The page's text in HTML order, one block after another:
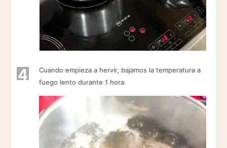
4
Cuando empieza a hervir, bajamos la temperatura a
fuego lento durante 1 hora.